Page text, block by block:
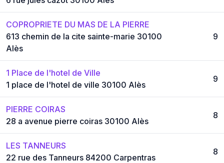
COPROPRIETE DU MAS DE LA PIERRE
613 chemin de la cite sainte-marie 30100
Alès
9
1 Place de l'hotel de Ville
1 place de l'hotel de ville 30100 Alès
9
PIERRE COIRAS
28 a avenue pierre coiras 30100 Alès
8
LES TANNEURS
22 rue des Tanneurs 84200 Carpentras
8